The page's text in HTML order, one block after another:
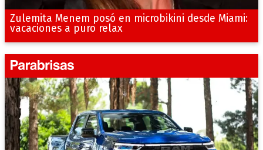
Zulemita Menem posó en microbikini desde Miami:
vacaciones a puro relax